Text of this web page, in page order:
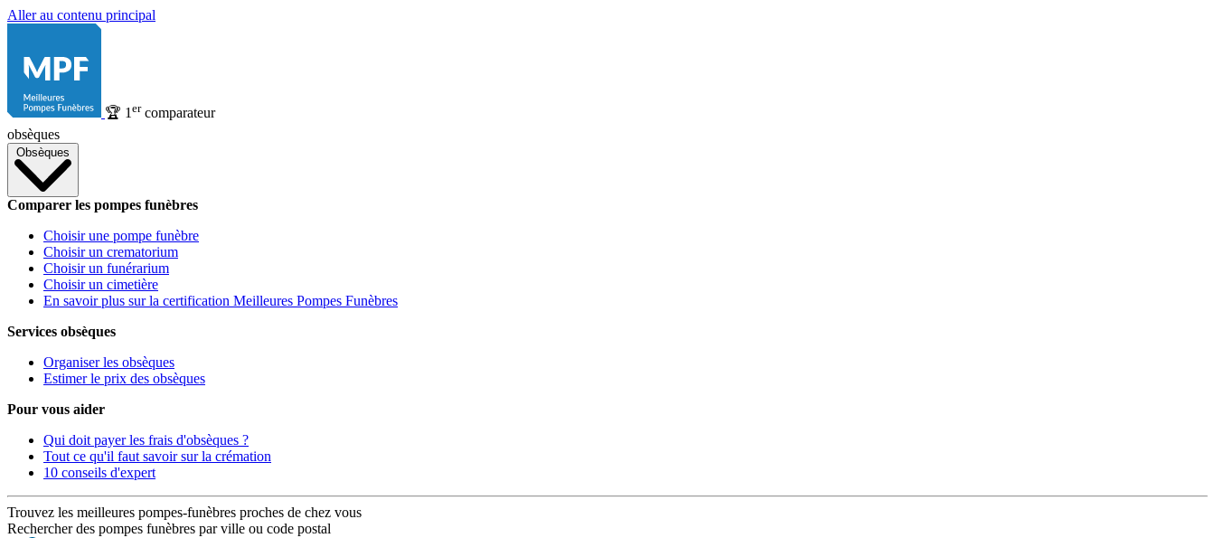
Aller au contenu principal
🏆 1 ercomparateur
obsèques
Obsèques
Comparer les pompes funèbres
Choisir une pompe funèbre
Choisir un crematorium
Choisir un funérarium
Choisir un cimetière
En savoir plus sur la certification Meilleures Pompes Funèbres
Services obsèques
Organiser les obsèques
Estimer le prix des obsèques
Pour vous aider
Qui doit payer les frais d'obsèques ?
Tout ce qu'il faut savoir sur la crémation
10 conseils d'expert
Trouvez les meilleures pompes-funèbres proches de chez vous
Rechercher des pompes funèbres par ville ou code postal